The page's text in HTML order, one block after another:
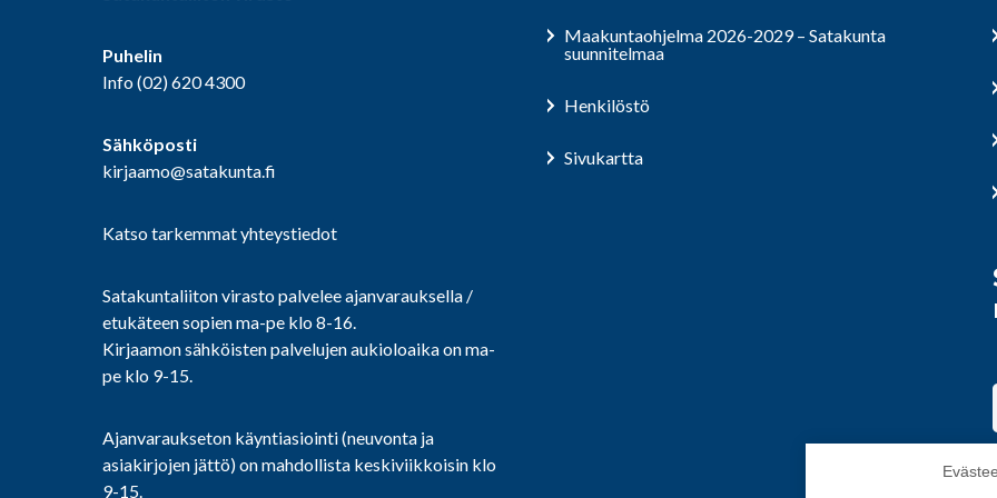
Puhelin
Info(02) 620 4300
Sähköposti
kirjaamo@satakunta.fi
Katso tarkemmat yhteystiedot
Satakuntaliiton virasto palvelee ajanvarauksella /
etukäteen sopien ma-pe klo 8-16.
Kirjaamon sähköisten palvelujen aukioloaika on ma-
pe klo 9-15.
Ajanvaraukseton käyntiasiointi (neuvonta ja
asiakirjojen jättö) on mahdollista keskiviikkoisin klo
9-15.
Maakuntaohjelma 2026-2029 – Satakunta
suunnitelmaa
Henkilöstö
Sivukartta